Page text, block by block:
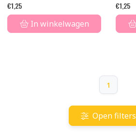
€1,25
In winkelwagen
€1,25
1
Open filters